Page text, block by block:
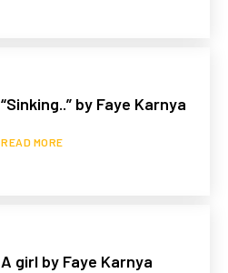
“Sinking..” by Faye Karnya
READ MORE
A girl by Faye Karnya